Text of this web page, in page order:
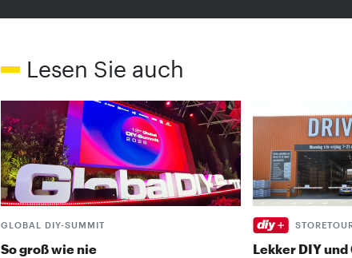
Lesen Sie auch
GLOBAL DIY-SUMMIT
So groß wie nie Lekker DIY und